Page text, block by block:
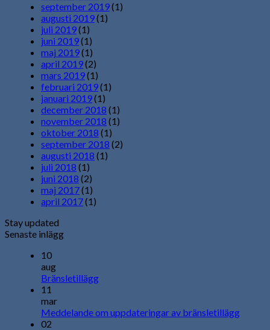
september 2019(1)
augusti 2019(1)
juli 2019(1)
juni 2019(1)
maj 2019(1)
april 2019(2)
mars 2019(1)
februari 2019(1)
januari 2019(1)
december 2018 (1)
november 2018 (1)
oktober 2018 (1)
september 2018 (2)
augusti 2018 (1)
juli 2018 (1)
juni 2018 (2)
maj 2017(1)
april 2017(1)
Stay updated
Senaste inlägg
10
aug
Bränsletillägg
11
mar
Meddelande om uppdateringar av bränsletillägg
02